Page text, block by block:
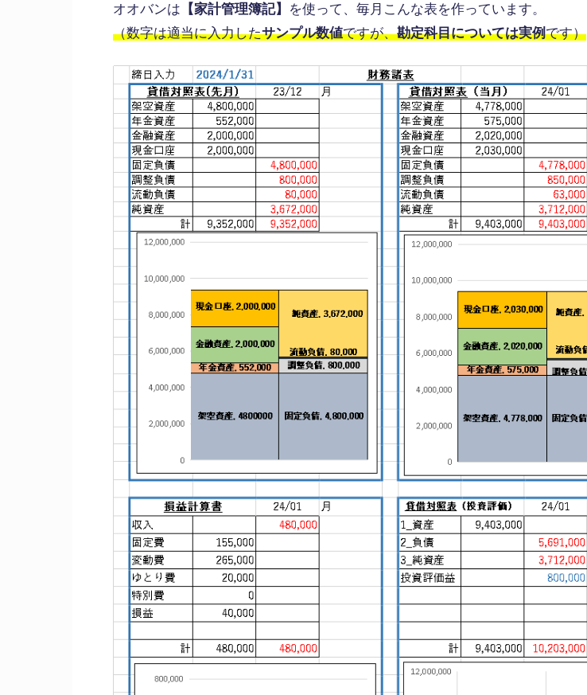
オオバンは 【家計管理簿記】
を使って、毎月こんな表を作っています。
（数字は適当に入力したサンプル数値ですが、勘定科目については実例です）